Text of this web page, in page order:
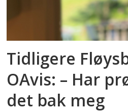
Tidligere
OAvis: – Har
det bak meg